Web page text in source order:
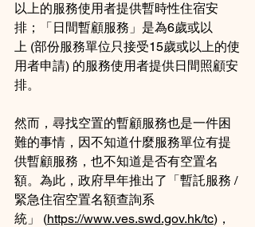
以上的服務使用者提供暫時性住宿安
排；「日間暫顧服務」是為6歲或以
上 (部份服務單位只接受15歲或以上的使
用者申請) 的服務使用者提供日間照顧安
排。
然而，尋找空置的暫顧服務也是一件困
難的事情，因不知道什麼服務單位有提
供暫顧服務，也不知道是否有空置名
額。為此，政府早年推出了「暫託服務 /
緊急住宿空置名額查詢系
統」 (https://www.ves.swd.gov.hk/tc)，